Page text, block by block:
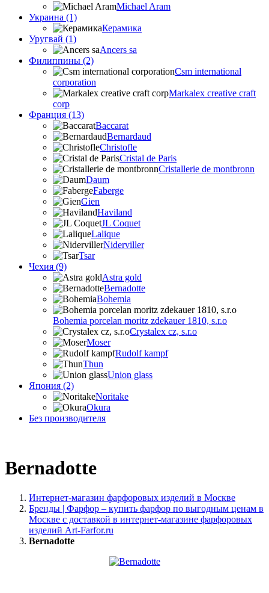
Michael Aram
Украина (1)
Керамика
Уругвай (1)
Ancers sa
Филиппины (2)
Csm international
corporation
Markalex creative craft
corp
Франция (13)
Baccarat
Bernardaud
Christofle
Cristal de Paris
Cristallerie de montbronn
Daum
Faberge
Gien
Haviland
JL Coquet
Lalique
Niderviller
Tsar
Чехия (9)
Astra gold
Bernadotte
Bohemia
Bohemia porcelan moritz zdekauer 1810, s.r.o
Crystalex cz, s.r.o
Moser
Rudolf kampf
Thun
Union glass
Япония (2)
Noritake
Okura
Без производителя
Bernadotte
Интернет-магазин фарфоровых изделий в Москве
Бренды | Фарфор – купить фарфор по выгодным ценам в
Москве с доставкой в интернет-магазине фарфоровых
изделий Art-Farfor.ru
Bernadotte